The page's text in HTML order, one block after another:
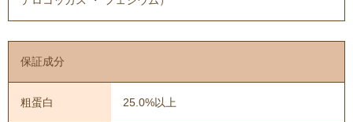
保証成分
粗蛋白 25.0%以上